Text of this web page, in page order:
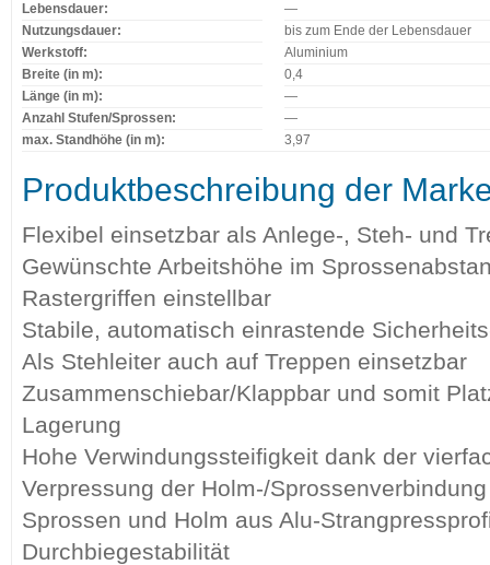
Lebensdauer:
—
Nutzungsdauer:
bis zum Ende der Lebensdauer
Werkstoff:
Aluminium
Breite (in m):
0,4
Länge (in m):
—
Anzahl Stufen/Sprossen:
—
max. Standhöhe (in m):
3,97
Produktbeschreibung der
Flexibel einsetzbar als Anlege-, Steh- und
Gewünschte Arbeitshöhe im
Rastergriffen einstellbar
Stabile, automatisch einrastende
Als Stehleiter auch auf Treppen einsetzbar
Zusammenschiebar/Klappbar und somit
Lagerung
Hohe Verwindungssteifigkeit dank der
Verpressung der Holm-/Sprossenverbindung
Sprossen und Holm aus Alu-
Durchbiegestabilität